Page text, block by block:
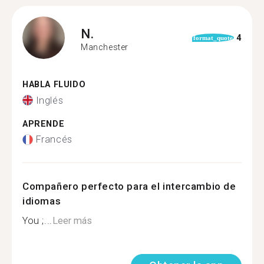
N.
Manchester
format_quote 4
HABLA FLUIDO
Inglés
APRENDE
Francés
Compañero perfecto para el intercambio de
idiomas
You ;...Leer más